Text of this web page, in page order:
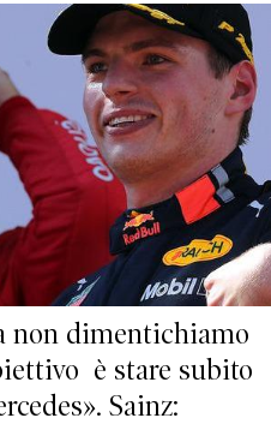
non dimentichiamo
è stare subito
Sainz: